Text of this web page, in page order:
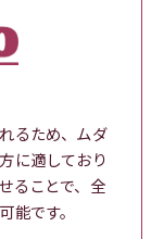
るため、ムダ
に適しており
ることで、全
能です。